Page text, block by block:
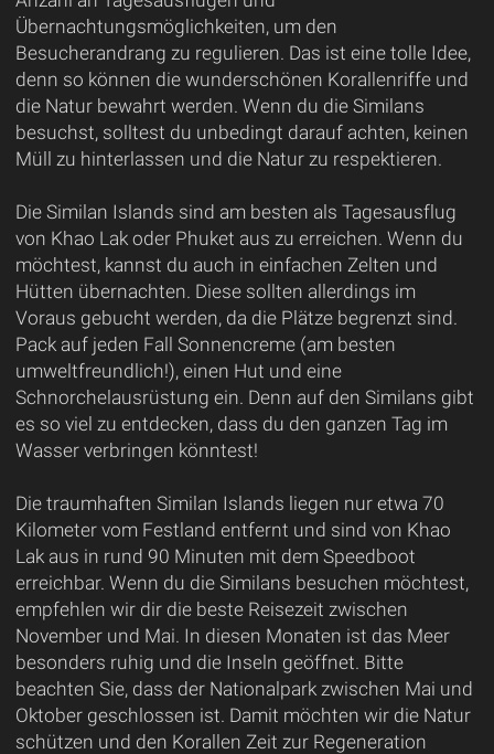
Übernachtungsmöglichkeiten, um den
Besucherandrang zu regulieren. Das ist eine tolle Idee,
denn so können die wunderschönen Korallenriffe und
die Natur bewahrt werden. Wenn du die Similans
besuchst, solltest du unbedingt darauf achten, keinen
Müll zu hinterlassen und die Natur zu respektieren.
Die Similan Islands sind am besten als Tagesausflug
von Khao Lak oder Phuket aus zu erreichen. Wenn du
möchtest, kannst du auch in einfachen Zelten und
Hütten übernachten. Diese sollten allerdings im
Voraus gebucht werden, da die Plätze begrenzt sind.
Pack auf jeden Fall Sonnencreme (am besten
umweltfreundlich!), einen Hut und eine
Schnorchelausrüstung ein. Denn auf den Similans gibt
es so viel zu entdecken, dass du den ganzen Tag im
Wasser verbringen könntest!
Die traumhaften Similan Islands liegen nur etwa 70
Kilometer vom Festland entfernt und sind von Khao
Lak aus in rund 90 Minuten mit dem Speedboot
erreichbar. Wenn du die Similans besuchen möchtest,
empfehlen wir dir die beste Reisezeit zwischen
November und Mai. In diesen Monaten ist das Meer
besonders ruhig und die Inseln geöffnet. Bitte
beachten Sie, dass der Nationalpark zwischen Mai und
Oktober geschlossen ist. Damit möchten wir die Natur
schützen und den Korallen Zeit zur Regeneration